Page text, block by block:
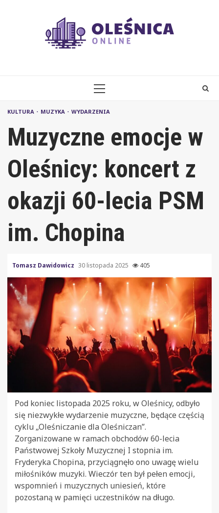
PRIMARY
KULTURA MUZYKA WYDARZENIA
Muzyczne emocje w
Oleśnicy: koncert z
okazji 60-lecia PSM
im. Chopina
Tomasz Dawidowicz 30 listopada 2025 405
Pod koniec listopada 2025 roku, w Oleśnicy, odbyło
się niezwykłe wydarzenie muzyczne, będące częścią
cyklu „Oleśniczanie dla Oleśniczan”.
Zorganizowane w ramach obchodów 60-lecia
Państwowej Szkoły Muzycznej I stopnia im.
Fryderyka Chopina, przyciągnęło ono uwagę wielu
miłośników muzyki. Wieczór ten był pełen emocji,
wspomnień i muzycznych uniesień, które
pozostaną w pamięci uczestników na długo.